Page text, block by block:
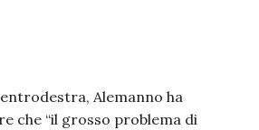
Alemanno ha
che “il grosso problema di